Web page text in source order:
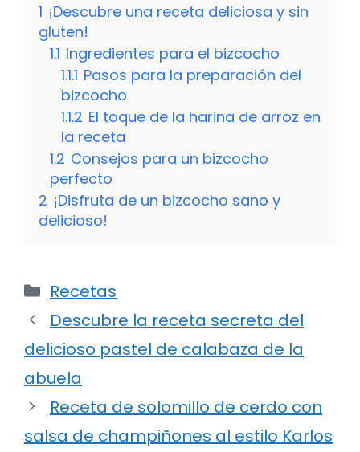
1 ¡Descubre una receta deliciosa y sin
gluten!
1.1 Ingredientes para el bizcocho
1.1.1 Pasos para la preparación del
bizcocho
1.1.2 El toque de la harina de arroz en
la receta
1.2 Consejos para un bizcocho
perfecto
2 ¡Disfruta de un bizcocho sano y
delicioso!
Categorías
Recetas
Descubre la receta secreta del
delicioso pastel de calabaza de la
abuela
Receta de solomillo de cerdo con
salsa de champiñones al estilo Karlos